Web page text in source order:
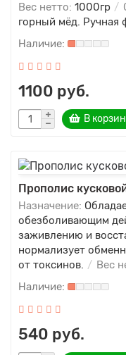
Вес нетто: 1000гр
горный мёд. Ручная
1100 руб.
В
Прополис
Назначение:
обезболивающим
заживлению и
нормализует
от токсинов.
Вес
540 руб.